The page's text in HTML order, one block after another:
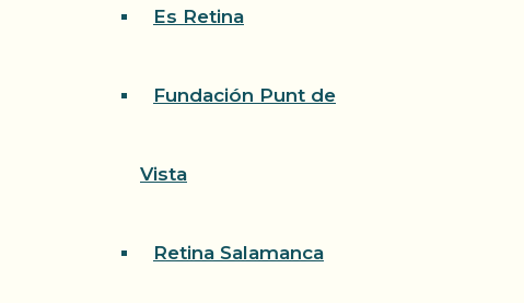
Es Retina
Fundación Punt de
Vista
Retina Salamanca